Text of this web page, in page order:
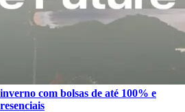
com bolsas de até 100% e